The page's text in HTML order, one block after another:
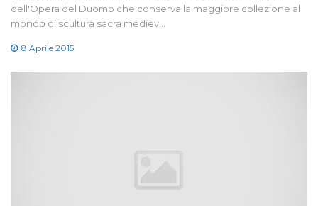
dell'Opera del Duomo che conserva la maggiore collezione al
mondo di scultura sacra mediev…
8 Aprile 2015